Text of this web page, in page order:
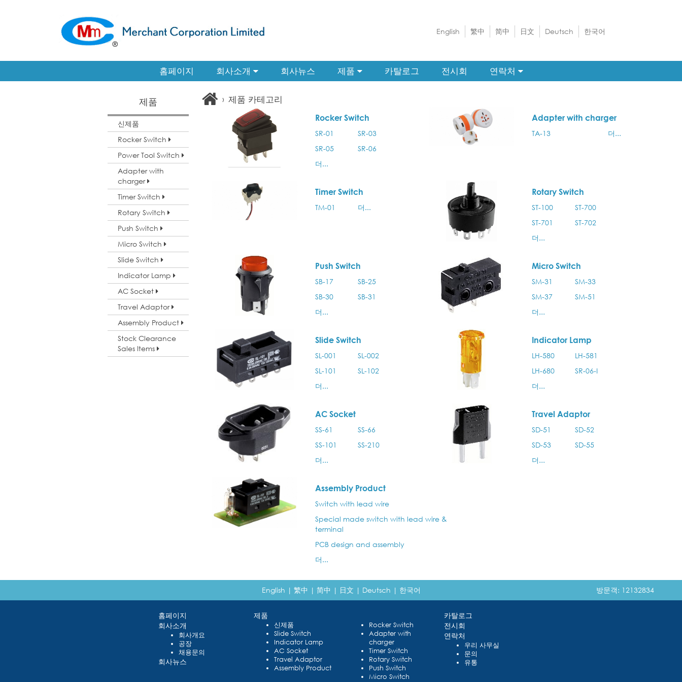
English 繁中 简中 日文 Deutsch 한국어
홈페이지 회사소개 회사뉴스 제품 카탈로그 전시회 연락처
제품
신제품
Rocker Switch
Power Tool Switch
Adapter with
charger
Timer Switch
Rotary Switch
Push Switch
Micro Switch
Slide Switch
Indicator Lamp
AC Socket
Travel Adaptor
Assembly Product
Stock Clearance
Sales Items
› 제품 카테고리
Rocker Switch
SR-01
SR-03
SR-05
SR-06
더...
Adapter with charger
TA-13 더...
Timer Switch
TM-01 더...
Rotary Switch
ST-100
ST-700
ST-701
ST-702
더...
Push Switch
SB-17
SB-25
SB-30
SB-31
더...
Micro Switch
SM-31
SM-33
SM-37
SM-51
더...
Slide Switch
SL-001
SL-002
SL-101
SL-102
더...
Indicator Lamp
LH-580
LH-581
LH-680
SR-06-I
더...
AC Socket
SS-61
SS-66
SS-101
SS-210
더...
Travel Adaptor
SD-51
SD-52
SD-53
SD-55
더...
Assembly Product
Switch with lead wire
Special made switch with lead wire &
terminal
PCB design and assembly
더...
English | 繁中 | 简中 | 日文 | Deutsch | 한국어 방문객: 12132834
홈페이지
회사소개
회사개요
공장
채용문의
회사뉴스
제품
신제품
Slide Switch
Indicator Lamp
AC Socket
Travel Adaptor
Assembly Product
Rocker Switch
Adapter with
charger
Timer Switch
Rotary Switch
Push Switch
Micro Switch
카탈로그
전시회
연락처
우리 사무실
문의
유통